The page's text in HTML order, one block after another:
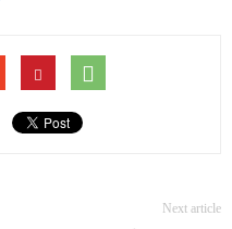
Next article